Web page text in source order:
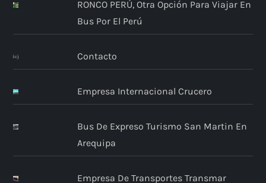
RONCO PERÚ, Otra Opción Para Viajar En
Bus Por El Perú
Contacto
Empresa Internacional Crucero
Bus De Expreso Turismo San Martin En
Arequipa
Empresa De Transportes Transmar